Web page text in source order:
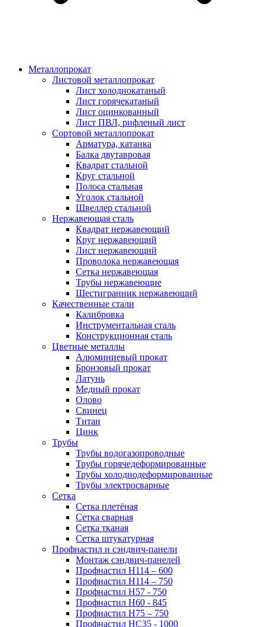
Металлопрокат
Листовой металлопрокат
Лист холоднокатаный
Лист горячекатаный
Лист оцинкованный
Лист ПВЛ, рифленый лист
Сортовой металлопрокат
Арматура, катанка
Балка двутавровая
Квадрат стальной
Круг стальной
Полоса стальная
Уголок стальной
Швеллер стальной
Нержавеющая сталь
Квадрат нержавеющий
Круг нержавеющий
Лист нержавеющий
Проволока нержавеющая
Сетка нержавеющая
Трубы нержавеющие
Шестигранник нержавеющий
Качественные стали
Калибровка
Инструментальная сталь
Конструкционная сталь
Цветные металлы
Алюминиевый прокат
Бронзовый прокат
Латунь
Медный прокат
Олово
Свинец
Титан
Цинк
Трубы
Трубы водогазопроводные
Трубы горячедеформированные
Трубы холоднодеформированные
Трубы электросварные
Сетка
Сетка плетёная
Сетка сварная
Сетка тканая
Сетка штукатурная
Профнастил и сэндвич-панели
Монтаж сэндвич-панелей
Профнастил Н114 – 600
Профнастил Н114 – 750
Профнастил Н57 - 750
Профнастил Н60 - 845
Профнастил Н75 – 750
Профнастил НС35 - 1000